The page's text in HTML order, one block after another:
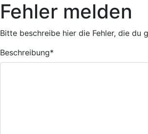
Fehler melden
Bitte beschreibe hier die Fehler, die du
Beschreibung*